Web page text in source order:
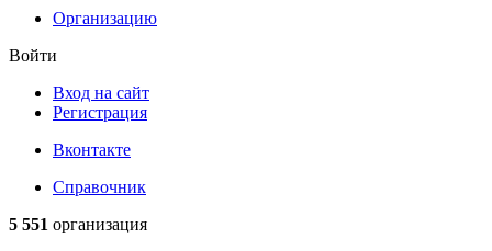
Организацию
Войти
Вход на сайт
Регистрация
Вконтакте
Справочник
5 551 организация